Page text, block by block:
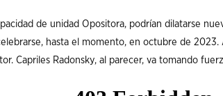
de unidad Opositora, podrían dilatarse
hasta el momento, en octubre de 2023.
Capriles Radonsky, al parecer, va tomando